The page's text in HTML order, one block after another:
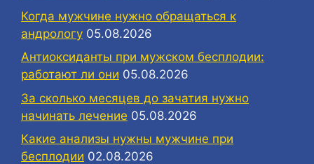
Когда мужчине нужно обращаться к
андрологу 05.08.2026
Антиоксиданты при мужском бесплодии:
работают ли они 05.08.2026
За сколько месяцев до зачатия нужно
начинать лечение 05.08.2026
Какие анализы нужны мужчине при
бесплодии 02.08.2026